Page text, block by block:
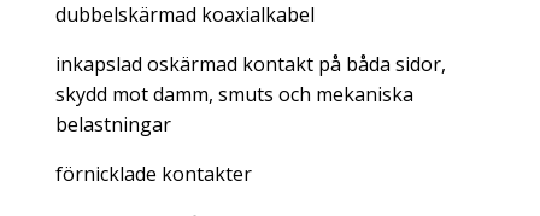
dubbelskärmad koaxialkabel
inkapslad oskärmad kontakt på båda sidor,
skydd mot damm, smuts och mekaniska
belastningar
förnicklade kontakter